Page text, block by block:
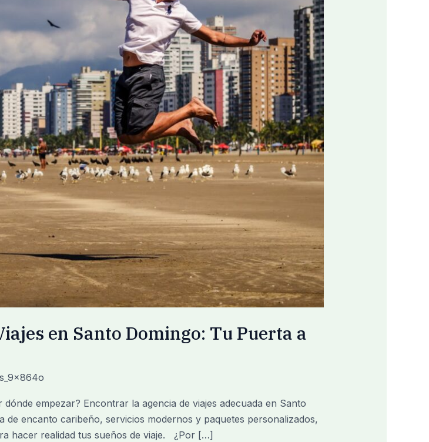
en Santo Domingo: Tu Puerta a
empezar? Encontrar la agencia de viajes adecuada en Santo
encanto caribeño, servicios modernos y paquetes personalizados,
hacer realidad tus sueños de viaje. ¿Por […]